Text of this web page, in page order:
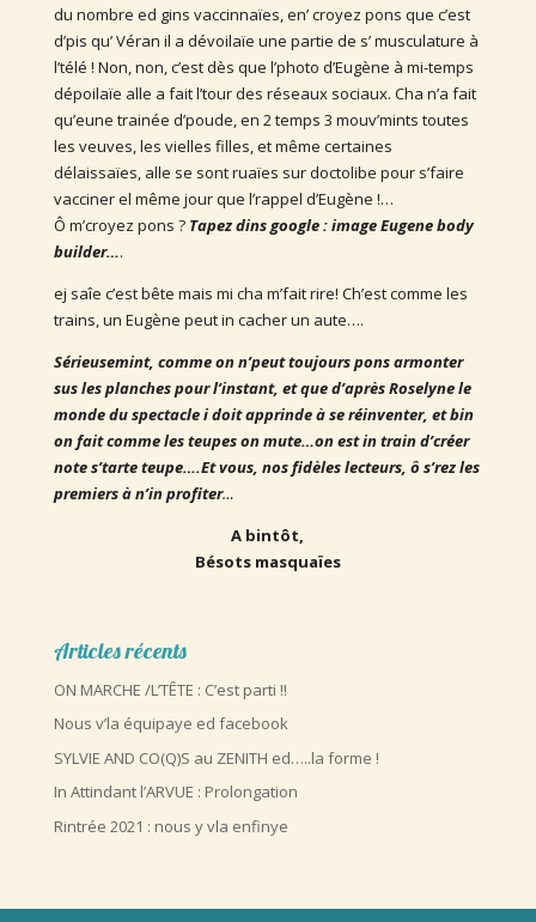
du nombre ed gins vaccinnaïes, en’ croyez pons que c’est
d’pis qu’ Véran il a dévoilaïe une partie de s’ musculature à
l’télé ! Non, non, c’est dès que l’photo d’Eugène à mi-temps
dépoilaïe alle a fait l’tour des réseaux sociaux. Cha n’a fait
qu’eune trainée d’poude, en 2 temps 3 mouv’mints toutes
les veuves, les vielles filles, et même certaines
délaissaïes, alle se sont ruaïes sur doctolibe pour s’faire
vacciner el même jour que l’rappel d’Eugène !…
Ô m’croyez pons ? Tapez dins google : image Eugene body
builder….
ej saîe c’est bête mais mi cha m’fait rire! Ch’est comme les
trains, un Eugène peut in cacher un aute….
Sérieusemint, comme on n’peut toujours pons armonter
sus les planches pour l’instant, et que d’après Roselyne le
monde du spectacle i doit apprinde à se réinventer, et bin
on fait comme les teupes on mute…on est in train d’créer
note s’tarte teupe….Et vous, nos fidèles lecteurs, ô s’rez les
premiers à n’in profiter…
A bintôt,
Bésots masquaïes
Articles récents
ON MARCHE /L’TÊTE : C’est parti !!
Nous v’la équipaye ed facebook
SYLVIE AND CO(Q)S au ZENITH ed…..la forme !
In Attindant l’ARVUE : Prolongation
Rintrée 2021 : nous y vla enfinye